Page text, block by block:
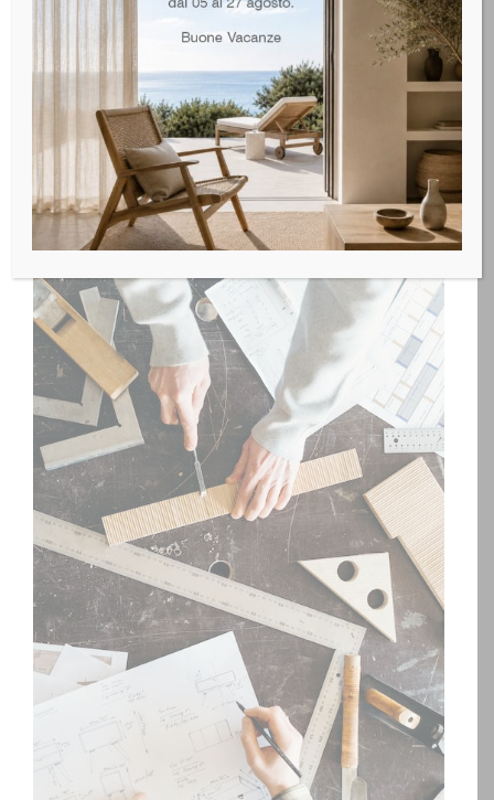
03
NOV
L’Angolo Bar
Anche tu stai pensando di arricchire la tua casa
con un angolo bar? Ebbene si, La cucina con
angolo bar è una soluzione per ricreare l’atmosfera
del classico bancone...
LEGGI TUTTO